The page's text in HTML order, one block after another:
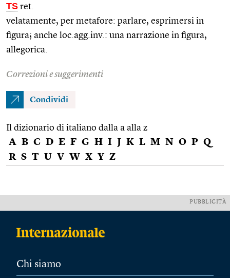
TS ret.
velatamente, per metafore: parlare, esprimersi in
figura; anche loc.agg. inv.: una narrazione in figura,
allegorica.
Correzioni e suggerimenti
Condividi
Il dizionario di italiano dalla a alla z
A B C D E F G H I J K L M N O P Q
R S T U V W X Y Z
PUBBLICITÀ
Chi siamo